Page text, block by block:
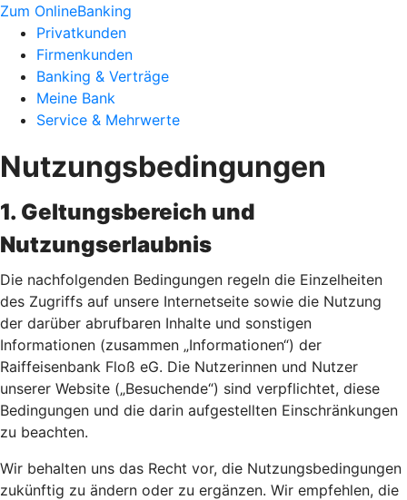
Zum OnlineBanking
Privatkunden
Firmenkunden
Banking & Verträge
Meine Bank
Service & Mehrwerte
Nutzungsbedingungen
1. Geltungsbereich und
Nutzungserlaubnis
Die nachfolgenden Bedingungen regeln die Einzelheiten
des Zugriffs auf unsere Internetseite sowie die Nutzung
der darüber abrufbaren Inhalte und sonstigen
Informationen (zusammen „Informationen“) der
Raiffeisenbank Floß eG. Die Nutzerinnen und Nutzer
unserer Website („Besuchende“) sind verpflichtet, diese
Bedingungen und die darin aufgestellten Einschränkungen
zu beachten.
Wir behalten uns das Recht vor, die Nutzungsbedingungen
zukünftig zu ändern oder zu ergänzen. Wir empfehlen, die